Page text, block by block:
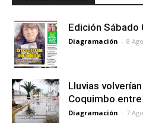
Edición
Diagramación - 8
Lluvias
Coquimbo
Diagramación - 7